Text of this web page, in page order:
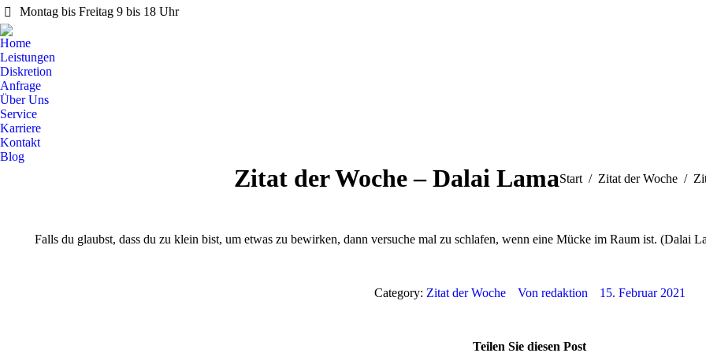
Montag bis Freitag 9 bis 18 Uhr
Home
Leistungen
Diskretion
Anfrage
Über Uns
Service
Karriere
Kontakt
Blog
Zitat der Woche – Dalai LamaSie befinden sich hier:
Start Zitat der Woche
Falls du glaubst, dass du zu klein bist, um etwas zu bewirken, dann versuche mal zu schlafen, wenn eine Mücke im Raum ist. (Dalai
Category: Zitat der Woche Von redaktion 15. Februar 2021
Teilen Sie diesen Post